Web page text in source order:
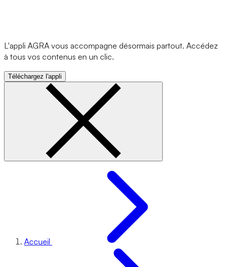
L'appli AGRA vous accompagne désormais partout. Accédez
à tous vos contenus en un clic.
Téléchargez l'appli
Accueil